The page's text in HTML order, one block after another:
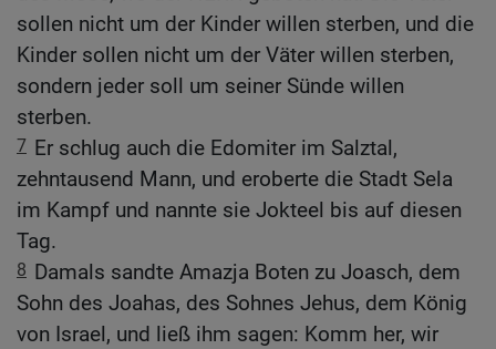
sollen nicht um der Kinder willen sterben, und die
Kinder sollen nicht um der Väter willen sterben,
sondern jeder soll um seiner Sünde willen
sterben.
7 Er schlug auch die Edomiter im Salztal,
zehntausend Mann, und eroberte die Stadt Sela
im Kampf und nannte sie Jokteel bis auf diesen
Tag.
8 Damals sandte Amazja Boten zu Joasch, dem
Sohn des Joahas, des Sohnes Jehus, dem König
von Israel, und ließ ihm sagen: Komm her, wir